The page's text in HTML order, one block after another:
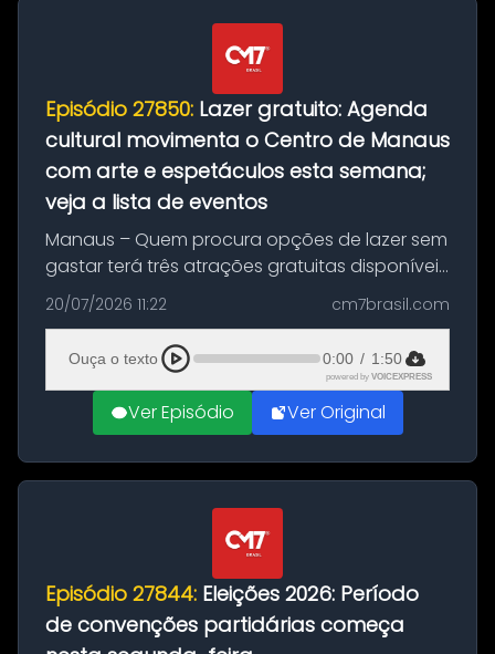
Episódio 27850: Lazer gratuito: Agenda
cultural movimenta o Centro de Manaus
com arte e espetáculos esta semana;
veja a lista de eventos
Manaus – Quem procura opções de lazer sem
gastar terá três atrações gratuitas disponíveis
entre esta segunda-feira (20) e quinta-feira
(23). A programação inclui uma exposição
dedicada à história das ...
20/07/2026 11:22 cm7brasil.com
Ouça o texto 0:00 / 1:50
powered by VOICEXPRESS
Ver Episódio Ver Original
Episódio 27844: Eleições 2026: Período
de convenções partidárias começa